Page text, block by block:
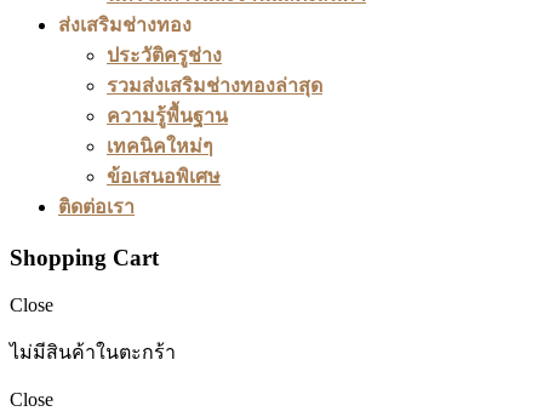
ส่งเสริมช่างทอง
ประวัติครูช่าง
รวมส่งเสริมช่างทองล่าสุด
ความรู้พื้นฐาน
เทคนิคใหม่ๆ
ข้อเสนอพิเศษ
ติดต่อเรา
Shopping Cart
Close
ไม่มีสินค้าในตะกร้า
Close